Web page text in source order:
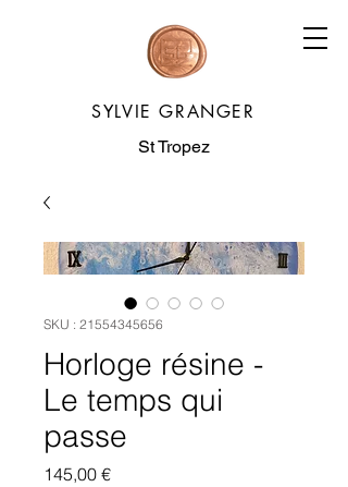
SYLVIE GRANGER
St Tropez
SKU : 21554345656
Horloge résine -
Le temps qui
passe
145,00 €Prix